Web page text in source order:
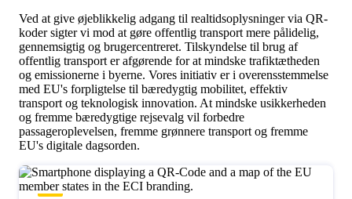
Ved at give øjeblikkelig adgang til realtidsoplysninger via QR-
koder sigter vi mod at gøre offentlig transport mere pålidelig,
gennemsigtig og brugercentreret. Tilskyndelse til brug af
offentlig transport er afgørende for at mindske trafiktætheden
og emissionerne i byerne. Vores initiativ er i overensstemmelse
med EU's forpligtelse til bæredygtig mobilitet, effektiv
transport og teknologisk innovation. At mindske usikkerheden
og fremme bæredygtige rejsevalg vil forbedre
passageroplevelsen, fremme grønnere transport og fremme
EU's digitale dagsorden.